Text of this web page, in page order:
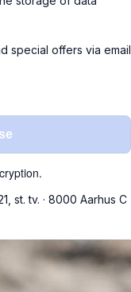
special offers via email
st. tv. · 8000 Aarhus C